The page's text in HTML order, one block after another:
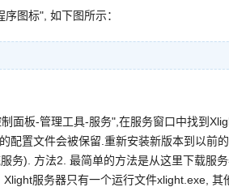
图标", 如下图所示：
面板-管理工具-服务",在服务窗口中找到
配置文件会被保留.重新安装新版本到以前
务). 方法2. 最简单的方法是从这里下载服
服务器只有一个运行文件xlight.exe, 其